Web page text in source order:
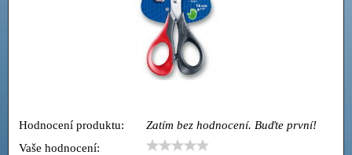
Hodnocení produktu:
Zatím bez hodnocení. Buďte první!
Vaše hodnocení: